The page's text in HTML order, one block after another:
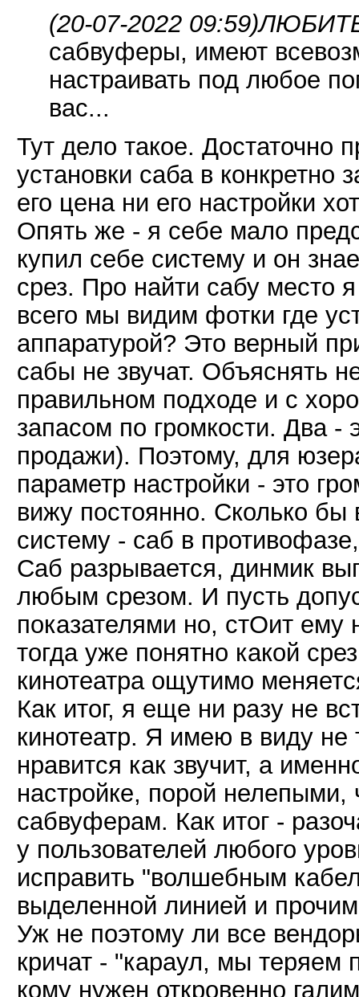
(20-07-2022 09:59)
сабвуферы, имеют
настраивать под любое
вас...
Тут дело такое. Достаточно
установки саба в конкретно
его цена ни его настройки
Опять же - я себе мало
купил себе систему и он
срез. Про найти сабу место
всего мы видим фотки где
аппаратурой? Это верный
сабы не звучат. Объяснять
правильном подходе и с
запасом по громкости. Два -
продажи). Поэтому, для
параметр настройки - это
вижу постоянно. Сколько
систему - саб в
Саб разрывается, динмик
любым срезом. И пусть
показателями но, стОит ему
тогда уже понятно какой
кинотеатра ощутимо
Как итог, я еще ни разу не
кинотеатр. Я имею в виду не
нравится как звучит, а
настройке, порой нелепыми,
сабвуферам. Как итог -
у пользователей любого
исправить "волшебным
выделенной линией и
Уж не поэтому ли все
кричат - "караул, мы теряем
кому нужен откровенно